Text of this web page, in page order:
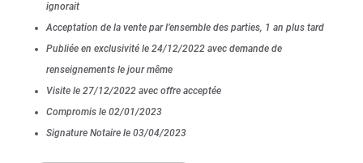
ignorait
Acceptation de la vente par l’ensemble des parties, 1 an plus tard
Publiée en exclusivité le 24/12/2022 avec demande de
renseignements le jour même
Visite le 27/12/2022 avec offre acceptée
Compromis le 02/01/2023
Signature Notaire le 03/04/2023